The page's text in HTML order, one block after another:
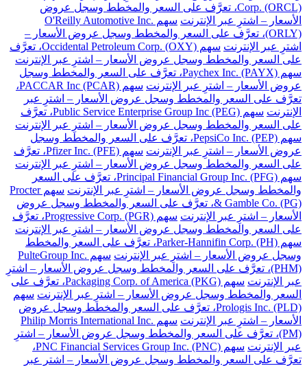
Corp. (ORCL)، تعرَّف على السعر والمخطط وسجل عروض
الأسعار – اشترِ عبر الإنترنت
سهم O'Reilly Automotive Inc.
(ORLY)، تعرَّف على السعر والمخطط وسجل عروض الأسعار –
اشترِ عبر الإنترنت
سهم Occidental Petroleum Corp. (OXY)، تعرَّف
على السعر والمخطط وسجل عروض الأسعار – اشترِ عبر الإنترنت
سهم Paychex Inc. (PAYX)، تعرَّف على السعر والمخطط وسجل
عروض الأسعار – اشترِ عبر الإنترنت
سهم PACCAR Inc (PCAR)،
تعرَّف على السعر والمخطط وسجل عروض الأسعار – اشترِ عبر
الإنترنت
سهم Public Service Enterprise Group Inc (PEG)، تعرَّف
على السعر والمخطط وسجل عروض الأسعار – اشترِ عبر الإنترنت
سهم PepsiCo Inc. (PEP)، تعرَّف على السعر والمخطط وسجل
عروض الأسعار – اشترِ عبر الإنترنت
سهم Pfizer Inc. (PFE)، تعرَّف
على السعر والمخطط وسجل عروض الأسعار – اشترِ عبر الإنترنت
سهم Principal Financial Group Inc. (PFG)، تعرَّف على السعر
والمخطط وسجل عروض الأسعار – اشترِ عبر الإنترنت
سهم Procter
& Gamble Co. (PG)، تعرَّف على السعر والمخطط وسجل عروض
الأسعار – اشترِ عبر الإنترنت
سهم Progressive Corp. (PGR)، تعرَّف
على السعر والمخطط وسجل عروض الأسعار – اشترِ عبر الإنترنت
سهم Parker-Hannifin Corp. (PH)، تعرَّف على السعر والمخطط
وسجل عروض الأسعار – اشترِ عبر الإنترنت
سهم PulteGroup Inc.
(PHM)، تعرَّف على السعر والمخطط وسجل عروض الأسعار – اشترِ
عبر الإنترنت
سهم Packaging Corp. of America (PKG)، تعرَّف على
السعر والمخطط وسجل عروض الأسعار – اشترِ عبر الإنترنت سهم
Prologis Inc. (PLD)، تعرَّف على السعر والمخطط وسجل عروض
الأسعار – اشترِ عبر الإنترنت
سهم Philip Morris International Inc.
(PM)، تعرَّف على السعر والمخطط وسجل عروض الأسعار – اشترِ
عبر الإنترنت
سهم PNC Financial Services Group Inc. (PNC)،
تعرَّف على السعر والمخطط وسجل عروض الأسعار – اشترِ عبر